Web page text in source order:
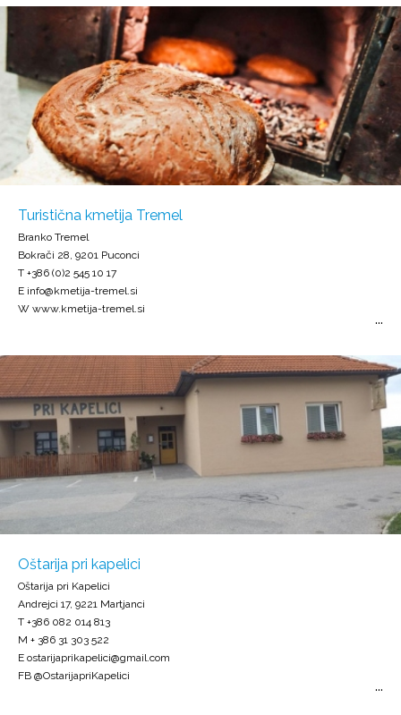
Turistična kmetija Tremel
Branko Tremel
Bokrači 28, 9201 Puconci
T +386 (0)2 545 10 17
E info@kmetija-tremel.si
W www.kmetija-tremel.si
Oštarija pri kapelici
Oštarija pri Kapelici
Andrejci 17, 9221 Martjanci
T +386 082 014 813
M + 386 31 303 522
E ostarijaprikapelici@gmail.com
FB @OstarijapriKapelici